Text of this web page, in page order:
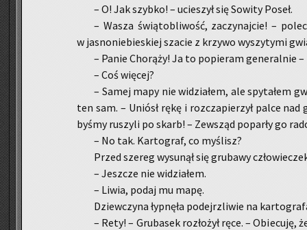
– O! Jak szyb­ko! – ucie­szył się So­wi­ty Poseł.
– Wasza świą­to­bli­wość, za­czy­naj­cie! –
w ja­sno­nie­bie­skiej sza­cie z krzy­wo wy­szy­ty­mi
– Panie Cho­rą­ży! Ja to po­pie­ram ge­ne­ral­nie –
– Coś wię­cej?
– Samej mapy nie wi­dzia­łem, ale spy­ta­łem
ten sam. – Uniósł rękę i roz­cza­pie­rzył palce nad
byśmy ru­szy­li po skarb! – Ze­wsząd po­par­ły go
– No tak. Kar­to­graf, co my­ślisz?
Przed sze­reg wy­su­nął się gru­ba­wy
– Jesz­cze nie wi­dzia­łem.
– Liwia, podaj mu mapę.
Dziew­czy­na łyp­nę­ła po­dejrz­li­wie na
– Rety! – Gru­ba­sek roz­ło­żył ręce. –